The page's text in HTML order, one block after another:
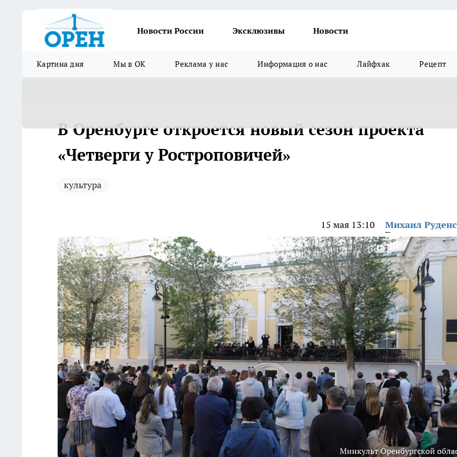
Новости России Эксклюзивы Новости
Картина дня Мы в ОК Реклама у нас Информация о нас Лайфхак Рецепт
В Оренбурге откроется новый сезон проекта
«Четверги у Ростроповичей»
культура
15 мая 13:10 Михаил
Минкульт Оренбургской